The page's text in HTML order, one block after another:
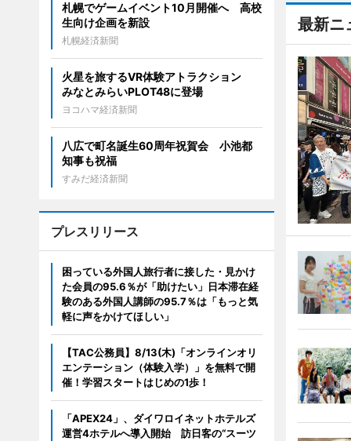
最新ニ
札幌でゲームイベント10月開催へ 高校
生向け企画を新設
札幌経済新聞
火星を旅するVR体験アトラクション
みなとみらいPLOT48に登場
ヨコハマ経済新聞
八広で町名誕生60周年祝賀会 小池都
知事も祝福
すみだ経済新聞
プレスリリース
困っている外国人旅行者に接した・見かけ
た会員の95.6％が「助けたい」日本滞在経
験のある外国人講師の95.7％は「もっと気
軽に声をかけてほしい」
【TAC公務員】8/13(木)「オンラインオリ
エンテーション（体験入学）」を無料で開
催！学習スタートはじめの1歩！
「APEX24」、ダイワロイネットホテルズ
運営4ホテルへ導入開始 訪日客の“スーツ